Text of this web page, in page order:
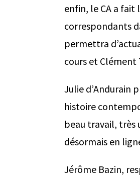
enfin, le CA a fait
correspondants
permettra
cours et Clément
Julie d’Andurain
histoire
beau travail, très
désormais en
Jérôme Bazin,